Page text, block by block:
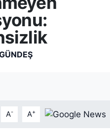
A- A+
ve Fikstür